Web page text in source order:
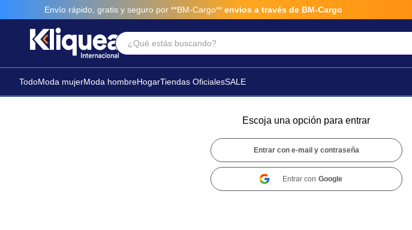
Envío rápido, gratis y seguro por **BM-Cargo** envios a través de BM-Cargo
¿Qué estás buscando?
TodoModa mujerModa hombreHogarTiendas OficialesSALE
Escoja una opción para entrar
Entrar con e-mail y contraseña
Entrar con Google
Términos Más Buscados
2. sandalia